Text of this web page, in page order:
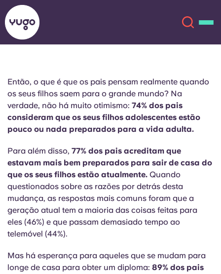
Sobre
Localizações
Mais
Conta Língua
English (GB)
English (US)
Selecione um país
Selecione uma residência
English (GB)
English (US)
Chinese Español
Italian French
Portuguese
Então, o que é que os pais pensam realmente quando
os seus filhos saem para o grande mundo? Na
verdade, não há muito otimismo: 74% dos pais
consideram que os seus filhos adolescentes estão
pouco ou nada preparados para a vida adulta.
Para além disso, 77% dos pais acreditam que
estavam mais bem preparados para sair de casa do
que os seus filhos estão atualmente. Quando
questionados sobre as razões por detrás desta
mudança, as respostas mais comuns foram que a
geração atual tem a maioria das coisas feitas para
eles (46%) e que passam demasiado tempo ao
telemóvel (44%).
Mas há esperança para aqueles que se mudam para
longe de casa para obter um diploma: 89% dos pais